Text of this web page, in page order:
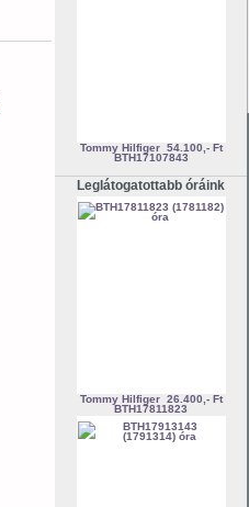
Tommy Hilfiger 54.100,- Ft
BTH17107843
Leglátogatottabb óráink
Tommy Hilfiger 26.400,- Ft
BTH17811823